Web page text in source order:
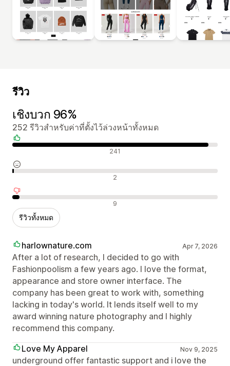
รีวิว
เชิงบวก 96%
252 รีวิวสำหรับค่าที่ตั้งไว้ล่วงหน้าทั้งหมด
รีวิวเชิงบวก 241
รีวิวที่เป็นกลาง 2
รีวิวเชิงลบ 9
รีวิวทั้งหมด
harlownature.com Apr 7, 2026
After a lot of research, I decided to go with
Fashionpoolism a few years ago. I love the format,
appearance and store owner interface. The
company has been great to work with, something
lacking in today's world. It lends itself well to my
award winning nature photography and I highly
recommend this company.
Love My Apparel
Nov 9, 2025
underground offer fantastic support and i love the